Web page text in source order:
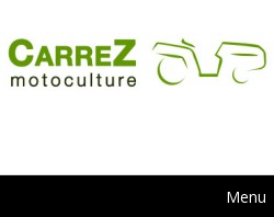
Menu